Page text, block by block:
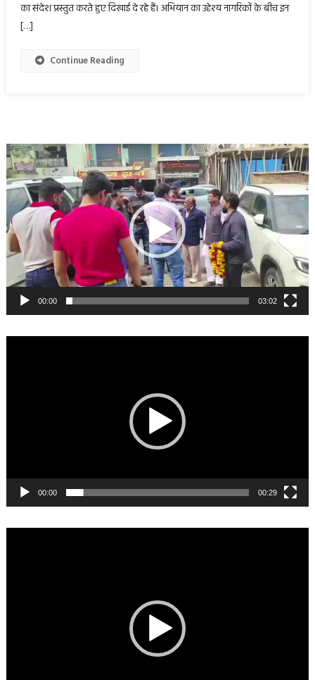
का संदेश प्रस्तुत करते हुए दिखाई दे रहे हैं। अभियान का उद्देश्य नागरिकों के बीच इन
[…]
Continue Reading
Video
Player
00:00 03:02
00:00 00:29